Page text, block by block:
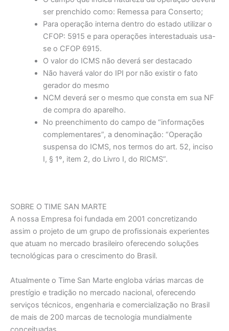
ser prenchido como: Remessa para Conserto;
Para operação interna dentro do estado utilizar o
CFOP: 5915 e para operações interestaduais usa-
se o CFOP 6915.
O valor do ICMS não deverá ser destacado
Não haverá valor do IPI por não existir o fato
gerador do mesmo
NCM deverá ser o mesmo que consta em sua NF
de compra do aparelho.
No preenchimento do campo de “informações
complementares”, a denominação: “Operação
suspensa do ICMS, nos termos do art. 52, inciso
I, § 1º, item 2, do Livro I, do RICMS”.
SOBRE O TIME SAN MARTE
A nossa Empresa foi fundada em 2001 concretizando
assim o projeto de um grupo de profissionais experientes
que atuam no mercado brasileiro oferecendo soluções
tecnológicas para o crescimento do Brasil.
Atualmente o Time San Marte engloba várias marcas de
prestígio e tradição no mercado nacional, oferecendo
serviços técnicos, engenharia e comercialização no Brasil
de mais de 200 marcas de tecnologia mundialmente